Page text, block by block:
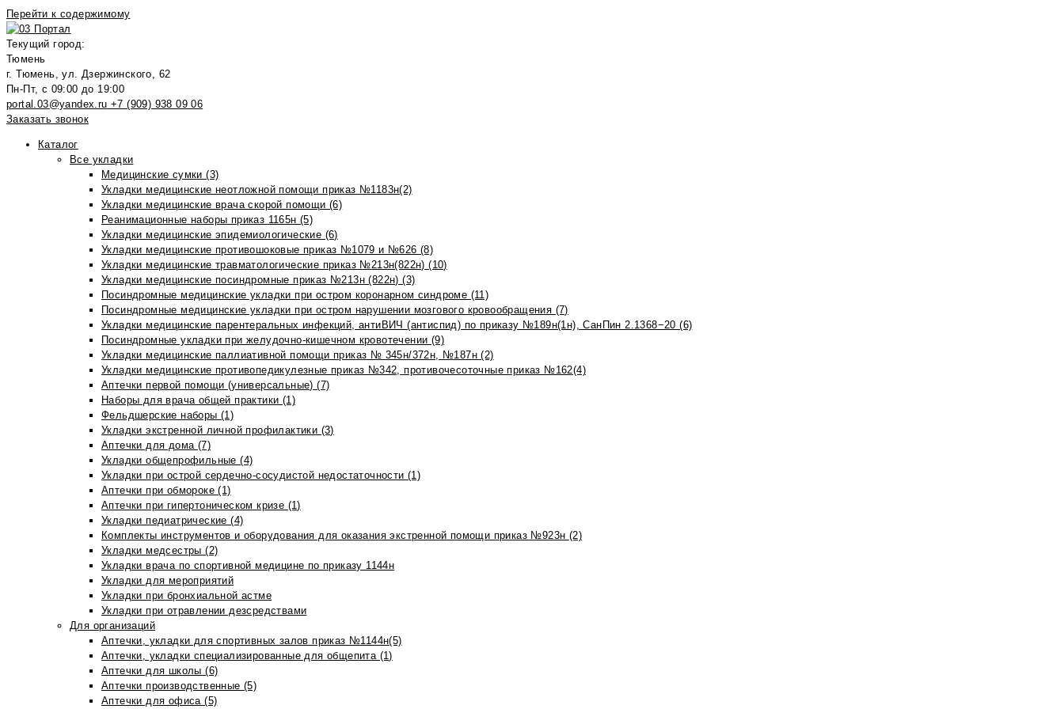
Перейти к содержимому
Текущий город:
Тюмень
г. Тюмень, ул. Дзержинского, 62
Пн-Пт, с 09:00 до 19:00
portal.03@yandex.ru +7 (909) 938 09 06
Заказать звонок
Каталог
Все укладки
Медицинские сумки (3)
Укладки медицинские неотложной помощи приказ №1183н(2)
Укладки медицинские врача скорой помощи (6)
Реанимационные наборы приказ 1165н (5)
Укладки медицинские эпидемиологические (6)
Укладки медицинские противошоковые приказ №1079 и №626 (8)
Укладки медицинские травматологические приказ №213н(822н) (10)
Укладки медицинские посиндромные приказ №213н (822н) (3)
Посиндромные медицинские укладки при остром коронарном синдроме (11)
Посиндромные медицинские укладки при остром нарушении мозгового кровообращения (7)
Укладки медицинские парентеральных инфекций, антиВИЧ (антиспид) по приказу №189н(1н), СанПин 2.1368−20 (6)
Посиндромные укладки при желудочно-кишечном кровотечении (9)
Укладки медицинские паллиативной помощи приказ № 345н/372н, №187н (2)
Укладки медицинские противопедикулезные приказ №342, противочесоточные приказ №162(4)
Аптечки первой помощи (универсальные) (7)
Наборы для врача общей практики (1)
Фельдшерские наборы (1)
Укладки экстренной личной профилактики (3)
Аптечки для дома (7)
Укладки общепрофильные (4)
Укладки при острой сердечно-сосудистой недостаточности (1)
Аптечки при обмороке (1)
Аптечки при гипертоническом кризе (1)
Укладки педиатрические (4)
Комплекты инструментов и оборудования для оказания экстренной помощи приказ №923н (2)
Укладки медсестры (2)
Укладки врача по спортивной медицине по приказу 1144н
Укладки для мероприятий
Укладки при бронхиальной астме
Укладки при отравлении дезсредствами
Для организаций
Аптечки, укладки для спортивных залов приказ №1144н(5)
Аптечки, укладки специализированные для общепита (1)
Аптечки для школы (6)
Аптечки производственные (5)
Аптечки для офиса (5)